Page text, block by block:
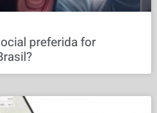
preferida for